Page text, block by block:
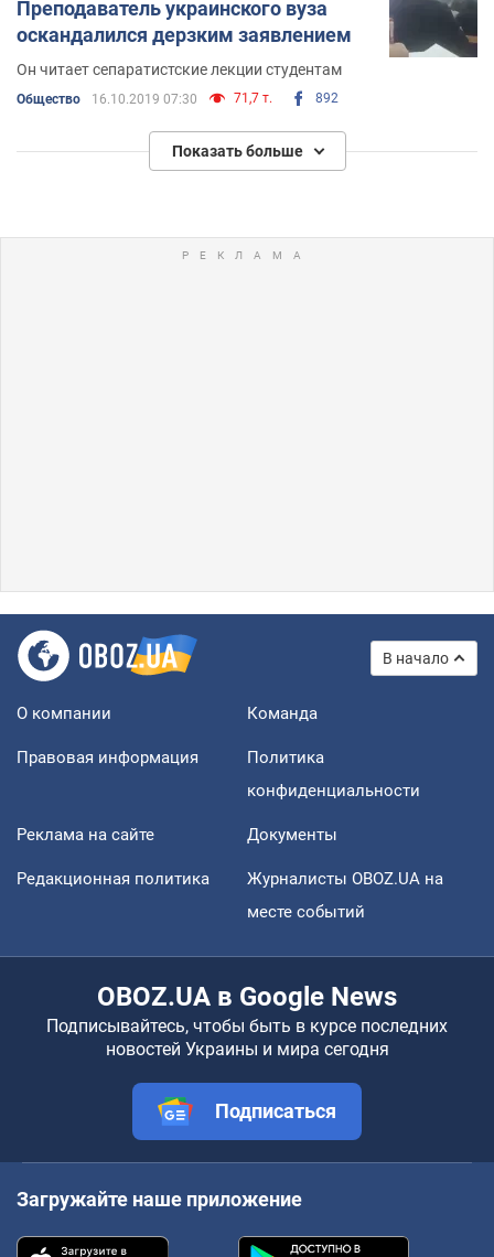
Преподаватель украинского вуза
оскандалился дерзким заявлением
Он читает сепаратистские лекции студентам
Общество 16.10.2019 07:30 71,7 т. 892
Показать больше
В начало
О компании Команда
Правовая информация
Политика
конфиденциальности
Реклама на сайте Документы
Редакционная политика
Журналисты OBOZ.UA на
месте событий
OBOZ.UA в Google News
Подписывайтесь, чтобы быть в курсе последних
новостей Украины и мира сегодня
Подписаться
Загружайте наше приложение